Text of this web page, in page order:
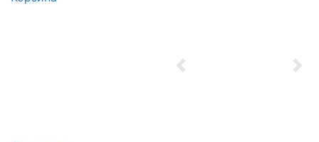
Previous